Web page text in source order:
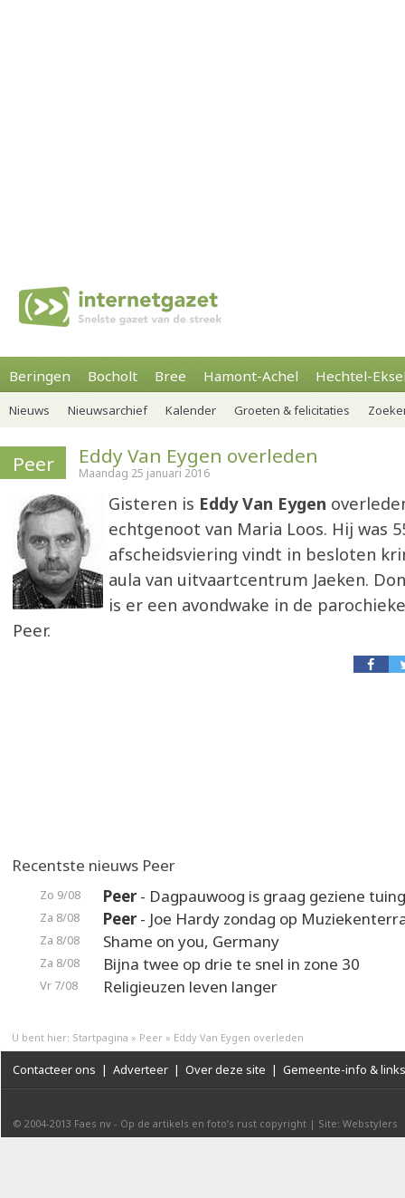
Beringen Bocholt Bree Hamont-Achel Hechtel-
Nieuws Nieuwsarchief Kalender Groeten & felicitaties
Peer Eddy Van Eygen overleden
Maandag 25 januari 2016
Gisteren is Eddy Van Eygen
echtgenoot van Maria Loos. Hij was
afscheidsviering vindt in besloten
aula van uitvaartcentrum Jaeken.
is er een avondwake in de
Peer.
Recentste nieuws Peer
Zo 9/08 Peer- Dagpauwoog is graag geziene
Za 8/08 Peer- Joe Hardy zondag op
Za 8/08 Shame on you, Germany
Za 8/08 Bijna twee op drie te snel in zone 30
Vr 7/08 Religieuzen leven langer
U bent hier: Startpagina » Peer » Eddy Van Eygen overleden
Contacteer ons | Adverteer | Over deze site | Gemeente-info & links
© 2004-2013 Faes nv - Op de artikels en foto’s rust copyright | Site: Webstylers